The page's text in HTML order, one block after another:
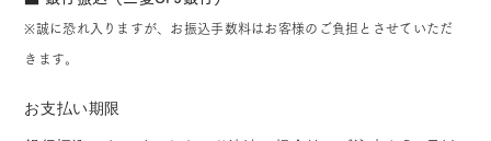
※誠に恐れ入りますが、お振込手数料はお客様のご負担とさせていただ
きます。
お支払い期限